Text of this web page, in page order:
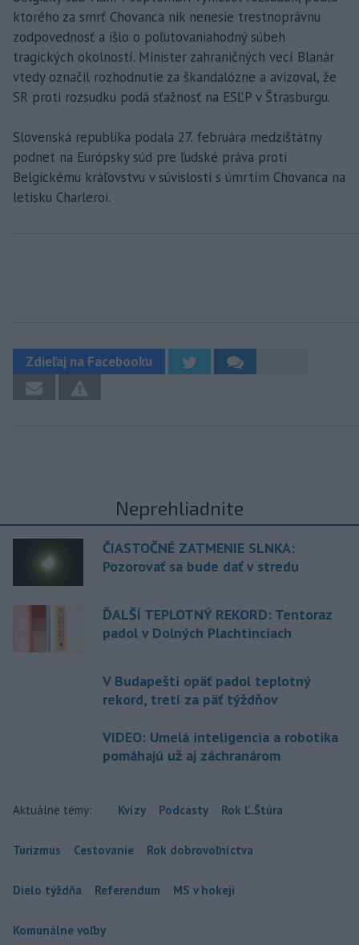
ktorého za smrť Chovanca nik nenesie trestnoprávnu
zodpovednosť a išlo o poľutovaniahodný súbeh
tragických okolností. Minister zahraničných vecí Blanár
vtedy označil rozhodnutie za škandalózne a avizoval, že
SR proti rozsudku podá sťažnosť na ESĽP v Štrasburgu.
Slovenská republika podala 27. februára medzištátny
podnet na Európsky súd pre ľudské práva proti
Belgickému kráľovstvu v súvislosti s úmrtím Chovanca na
letisku Charleroi.
Zdieľaj na Facebooku
Neprehliadnite
ČIASTOČNÉ ZATMENIE SLNKA:
Pozorovať sa bude dať v stredu
ĎALŠÍ TEPLOTNÝ REKORD: Tentoraz
padol v Dolných Plachtinciach
V Budapešti opäť padol teplotný
rekord, tretí za päť týždňov
VIDEO: Umelá inteligencia a robotika
pomáhajú už aj záchranárom
Aktuálne témy: Kvízy Podcasty Rok Ľ.Štúra
Turizmus Cestovanie Rok dobrovoľníctva
Dielo týždňa Referendum MS v hokeji
Komunálne voľby